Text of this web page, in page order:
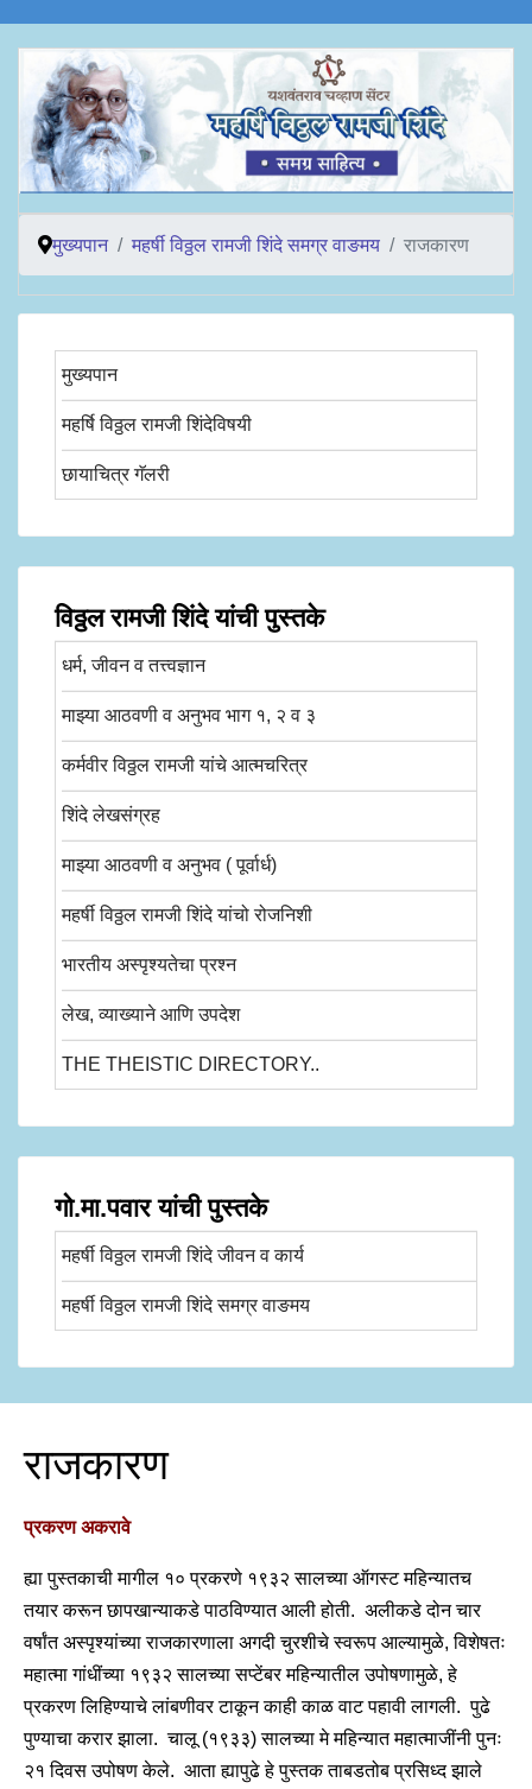
मुख्यपान महर्षी विठ्ठल रामजी शिंदे समग्र वाङमय राजकारण
मुख्यपान
महर्षि विठ्ठल रामजी शिंदेविषयी
छायाचित्र गॅलरी
विठ्ठल रामजी शिंदे यांची पुस्तके
धर्म, जीवन व तत्त्वज्ञान
माझ्या आठवणी व अनुभव भाग १, २ व ३
कर्मवीर विठ्ठल रामजी यांचे आत्मचरित्र
शिंदे लेखसंग्रह
माझ्या आठवणी व अनुभव ( पूर्वार्ध)
महर्षी विठ्ठल रामजी शिंदे यांचो रोजनिशी
भारतीय अस्पृश्यतेचा प्रश्न
लेख, व्याख्याने आणि उपदेश
THE THEISTIC DIRECTORY..
गो.मा.पवार यांची पुस्तके
महर्षी विठ्ठल रामजी शिंदे जीवन व कार्य
महर्षी विठ्ठल रामजी शिंदे समग्र वाङमय
राजकारण
प्रकरण अकरावे
ह्या पुस्तकाची मागील १० प्रकरणे १९३२ सालच्या ऑगस्ट महिन्यातच
तयार करून छापखान्याकडे पाठविण्यात आली होती. अलीकडे दोन चार
वर्षांत अस्पृश्यांच्या राजकारणाला अगदी चुरशीचे स्वरूप आल्यामुळे, विशेषतः
महात्मा गांधींच्या १९३२ सालच्या सप्टेंबर महिन्यातील उपोषणामुळे, हे
प्रकरण लिहिण्याचे लांबणीवर टाकून काही काळ वाट पहावी लागली. पुढे
पुण्याचा करार झाला. चालू (१९३३) सालच्या मे महिन्यात महात्माजींनी पुनः
२१ दिवस उपोषण केले. आता ह्यापुढे हे पुस्तक ताबडतोब प्रसिध्द झाले